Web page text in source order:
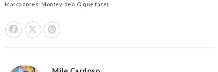
Marcadores: Montevideo O que fazer
Share On Facebook
Tweet This